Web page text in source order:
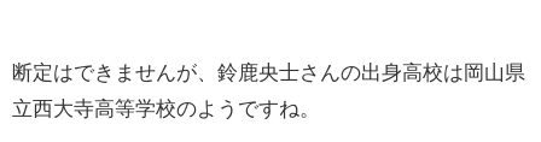
断定はできませんが、鈴鹿央士さんの出身高校は岡山県
立西大寺高等学校のようですね。